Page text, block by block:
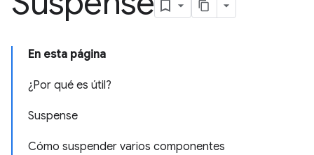
En esta página
¿Por qué es útil?
Suspense
Cómo suspender varios componentes